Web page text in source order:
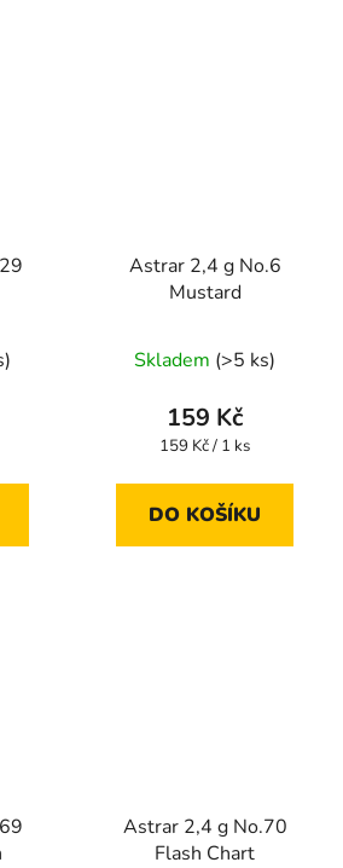
Astrar 2,4 g No.6
Mustard
Skladem (>5 ks)
159 Kč
Měrná
159 Kč / 1 ks
DO KOŠÍKU
Astrar 2,4 g No.70
Flash Chart